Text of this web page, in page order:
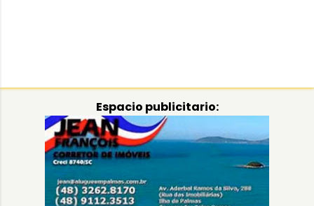
Espacio publicitario: